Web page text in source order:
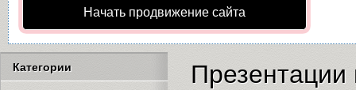
Начать продвижение сайта
Категории